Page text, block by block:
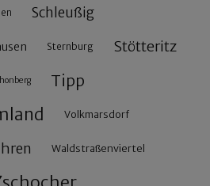
Schleußig
Sternburg Stötteritz
Tipp
Volkmarsdorf
Waldstraßenviertel